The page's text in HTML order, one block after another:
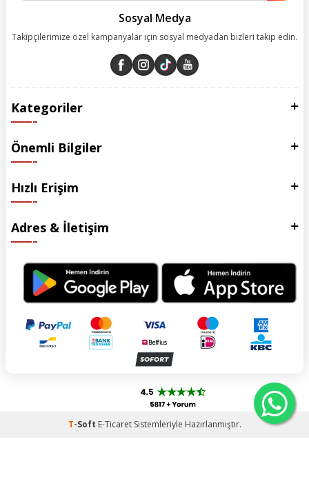
Sosyal Medya
Takipçilerimize özel kampanyalar için sosyal medyadan bizleri takip edin.
Kategoriler
Önemli Bilgiler
Hızlı Erişim
Adres & İletişim
T-Soft E-TicaretSistemleriyle Hazırlanmıştır.